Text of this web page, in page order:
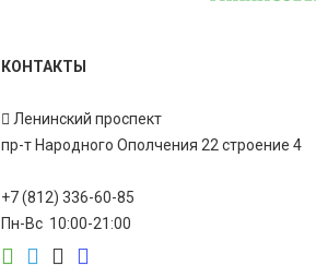
КОНТАКТЫ
Ленинский проспект
пр-т Народного Ополчения 22 строение 4
+7 (812) 336-60-85
Пн-Вс 10:00-21:00